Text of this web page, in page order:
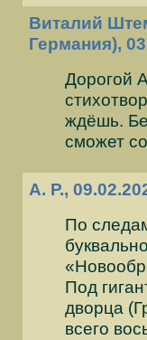
Виталий
Германия),
Дорогой
ждёшь.
сможет
А. Р.,
По
Под
дворца
всего